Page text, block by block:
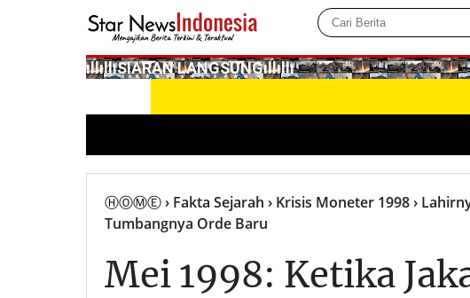
­ıllıllıS͙I͙A͙R͙A͙N͙ L͙A͙N͙G͙S͙U͙N͙G͙ıllıllı
ⒽⓄⓂⒺ› Fakta Sejarah › Krisis Moneter 1998›
Tumbangnya Orde Baru
Mei 1998: Ketika